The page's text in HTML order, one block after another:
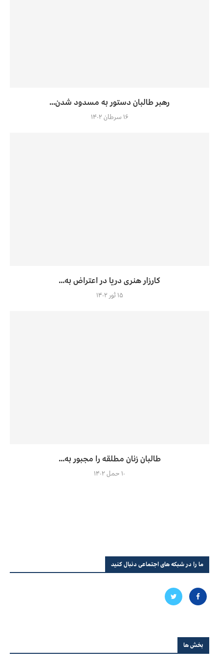
رهبر طالبان دستور به مسدود شدن...
۱۶ سرطان ۱۴۰۲
کارزار هنری دریا در اعتراض به...
۱۵ ثور ۱۴۰۲
طالبان زنان مطلقه را مجبور به...
۱۰ حمل ۱۴۰۲
ما را در شبکه های اجتماعی دنبال کنید
بخش ها